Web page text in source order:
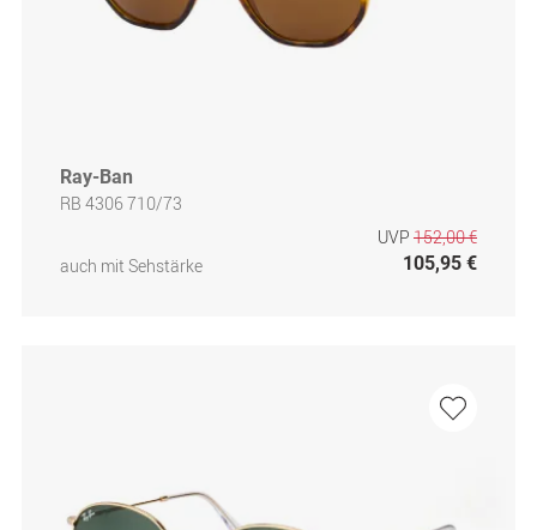
Ray-Ban
RB 4306 710/73
auch mit Sehstärke
UVP 152,00 €
105,95 €